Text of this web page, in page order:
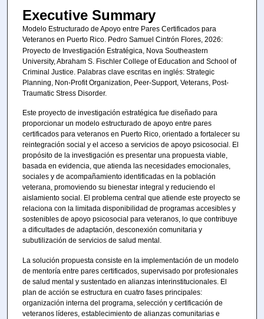
Executive Summary
Modelo Estructurado de Apoyo entre Pares Certificados para
Veteranos en Puerto Rico. Pedro Samuel Cintrón Flores, 2026:
Proyecto de Investigación Estratégica, Nova Southeastern
University, Abraham S. Fischler College of Education and School of
Criminal Justice. Palabras clave escritas en inglés: Strategic
Planning, Non-Profit Organization, Peer-Support, Veterans, Post-
Traumatic Stress Disorder.
Este proyecto de investigación estratégica fue diseñado para
proporcionar un modelo estructurado de apoyo entre pares
certificados para veteranos en Puerto Rico, orientado a fortalecer su
reintegración social y el acceso a servicios de apoyo psicosocial. El
propósito de la investigación es presentar una propuesta viable,
basada en evidencia, que atienda las necesidades emocionales,
sociales y de acompañamiento identificadas en la población
veterana, promoviendo su bienestar integral y reduciendo el
aislamiento social. El problema central que atiende este proyecto se
relaciona con la limitada disponibilidad de programas accesibles y
sostenibles de apoyo psicosocial para veteranos, lo que contribuye
a dificultades de adaptación, desconexión comunitaria y
subutilización de servicios de salud mental.
La solución propuesta consiste en la implementación de un modelo
de mentoría entre pares certificados, supervisado por profesionales
de salud mental y sustentado en alianzas interinstitucionales. El
plan de acción se estructura en cuatro fases principales:
organización interna del programa, selección y certificación de
veteranos líderes, establecimiento de alianzas comunitarias e